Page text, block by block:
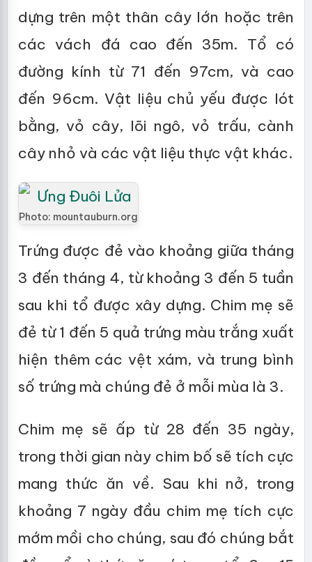
dựng trên một thân cây lớn hoặc trên
các vách đá cao đến 35m. Tổ có
đường kính từ 71 đến 97cm, và cao
đến 96cm. Vật liệu chủ yếu được lót
bằng, vỏ cây, lõi ngô, vỏ trấu, cành
cây nhỏ và các vật liệu thực vật khác.
Photo: mountauburn.org
Trứng được đẻ vào khoảng giữa tháng
3 đến tháng 4, từ khoảng 3 đến 5 tuần
sau khi tổ được xây dựng. Chim mẹ sẽ
đẻ từ 1 đến 5 quả trứng màu trắng xuất
hiện thêm các vệt xám, và trung bình
số trứng mà chúng đẻ ở mỗi mùa là 3.
Chim mẹ sẽ ấp từ 28 đến 35 ngày,
trong thời gian này chim bố sẽ tích cực
mang thức ăn về. Sau khi nở, trong
khoảng 7 ngày đầu chim mẹ tích cực
mớm mồi cho chúng, sau đó chúng bắt